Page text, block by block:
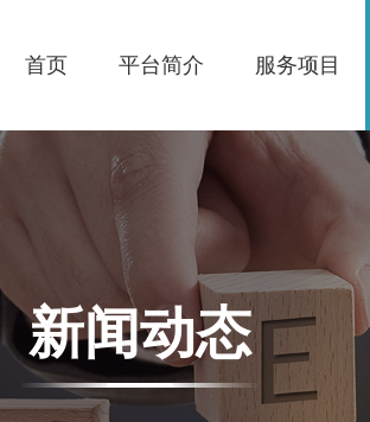
首页 平台简介 服务项目
新闻动态